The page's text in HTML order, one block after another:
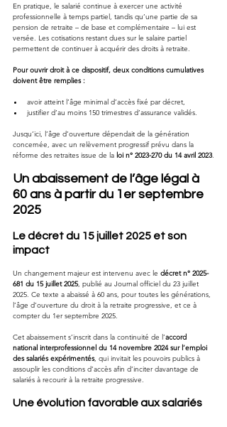
En pratique, le salarié continue à exercer une activité
professionnelle à temps partiel, tandis qu’une partie de sa
pension de retraite – de base et complémentaire – lui est
versée. Les cotisations restant dues sur le salaire partiel
permettent de continuer à acquérir des droits à retraite.
Pour ouvrir droit à ce dispositif, deux conditions cumulatives
doivent être remplies :
avoir atteint l’âge minimal d’accès fixé par décret,
justifier d’au moins 150 trimestres d’assurance validés.
Jusqu’ici, l’âge d’ouverture dépendait de la génération
concernée, avec un relèvement progressif prévu dans la
réforme des retraites issue de la loi n° 2023-270 du 14 avril 2023.
Un abaissement de l’âge légal à
60 ans à partir du 1er septembre
2025
Le décret du 15 juillet 2025 et son
impact
Un changement majeur est intervenu avec le décret n° 2025-
681 du 15 juillet 2025, publié au Journal officiel du 23 juillet
2025. Ce texte a abaissé à 60 ans, pour toutes les générations,
l’âge d’ouverture du droit à la retraite progressive, et ce à
compter du 1er septembre 2025.
Cet abaissement s’inscrit dans la continuité de l’accord
national interprofessionnel du 14 novembre 2024 sur l’emploi
des salariés expérimentés, qui invitait les pouvoirs publics à
assouplir les conditions d’accès afin d’inciter davantage de
salariés à recourir à la retraite progressive.
Une évolution favorable aux salariés